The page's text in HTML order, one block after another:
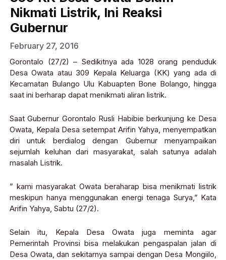
Nikmati Listrik, Ini Reaksi
Gubernur
February 27, 2016
Gorontalo (27/2) – Sedikitnya ada 1028 orang penduduk
Desa Owata atau 309 Kepala Keluarga (KK) yang ada di
Kecamatan Bulango Ulu Kabuapten Bone Bolango, hingga
saat ini berharap dapat menikmati aliran listrik.
Saat Gubernur Gorontalo Rusli Habibie berkunjung ke Desa
Owata, Kepala Desa setempat Arifin Yahya, menyempatkan
diri untuk berdialog dengan Gubernur menyampaikan
sejumlah keluhan dari masyarakat, salah satunya adalah
masalah Listrik.
” kami masyarakat Owata beraharap bisa menikmati listrik
meskipun hanya menggunakan energi tenaga Surya,” Kata
Arifin Yahya, Sabtu (27/2).
Selain itu, Kepala Desa Owata juga meminta agar
Pemerintah Provinsi bisa melakukan pengaspalan jalan di
Desa Owata, dan sekitarnya sampai dengan Desa Mongiilo,